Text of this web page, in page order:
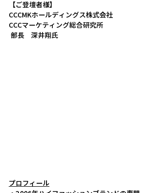
【ご登壇者様】
CCCMKホールディングス株式会社
CCCマーケティング総合研究所
部長　深井翔氏
プロフィール